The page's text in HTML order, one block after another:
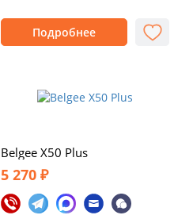
Подробнее
Belgee X50 Plus
5 270 ₽